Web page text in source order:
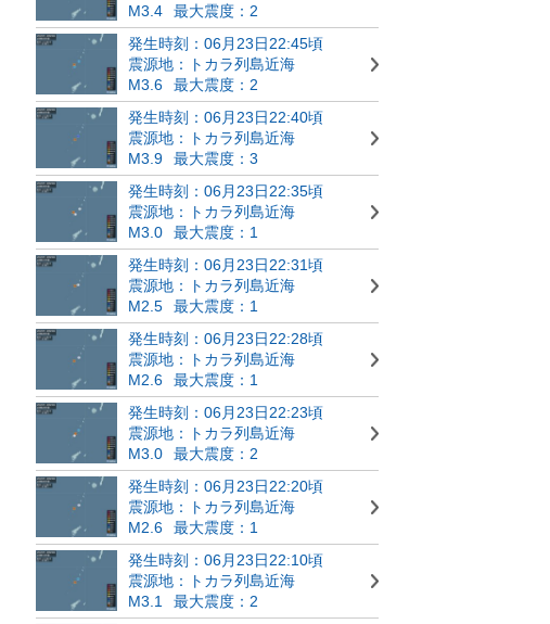
M3.4
最大震度：2
発生時刻：06月23日22:45頃
震源地：トカラ列島近海
M3.6
最大震度：2
発生時刻：06月23日22:40頃
震源地：トカラ列島近海
M3.9
最大震度：3
発生時刻：06月23日22:35頃
震源地：トカラ列島近海
M3.0
最大震度：1
発生時刻：06月23日22:31頃
震源地：トカラ列島近海
M2.5
最大震度：1
発生時刻：06月23日22:28頃
震源地：トカラ列島近海
M2.6
最大震度：1
発生時刻：06月23日22:23頃
震源地：トカラ列島近海
M3.0
最大震度：2
発生時刻：06月23日22:20頃
震源地：トカラ列島近海
M2.6
最大震度：1
発生時刻：06月23日22:10頃
震源地：トカラ列島近海
M3.1
最大震度：2